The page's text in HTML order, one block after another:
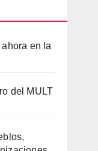
en la
del MULT